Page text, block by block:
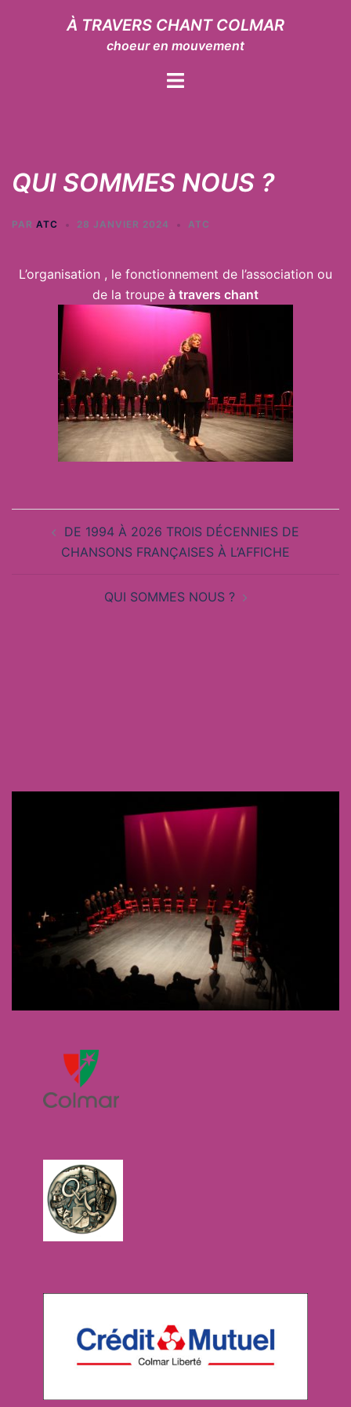
À TRAVERS CHANT COLMAR
choeur en mouvement
Ouvrir/fermer
QUI SOMMES NOUS ?
PAR ATC 28 JANVIER 2024 ATC
L’organisation , le fonctionnement de l’association ou
de la troupe à travers chant
d’articleDE 1994 À 2026 TROIS DÉCENNIES DE
CHANSONS FRANÇAISES À L’AFFICHE
QUI SOMMES NOUS ?